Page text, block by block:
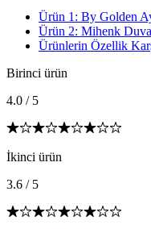
Ürün 1: By Golden
Ürün 2: Mihenk
Ürünlerin Özellik
Birinci ürün
4.0 / 5
İkinci ürün
3.6 / 5